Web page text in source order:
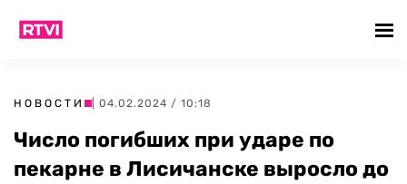
НОВОСТИ | 04.02.2024 / 10:18
Число погибших при ударе по
пекарне в Лисичанске выросло до